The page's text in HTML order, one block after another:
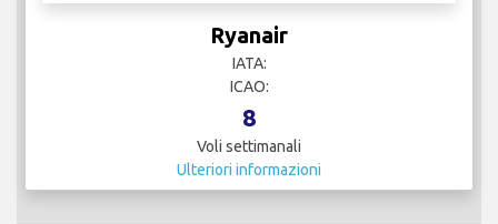
Ryanair
IATA:
ICAO:
8
Voli settimanali
Ulteriori informazioni